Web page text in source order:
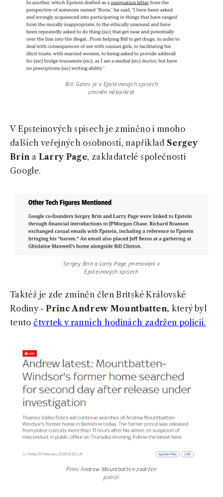
Bill Gates je v Epsteinových spisech
zmíněn několikrát
V Epsteinových spisech je zmíněno i mnoho
dalších veřejných osobností, napříkladSergey
Brina Larry Page, zakladatelé společnosti
Google.
Sergey Brin a Larry Page jmenováni v
Epsteinových spisech
Taktéž je zde zmíněn člen Britské Královské
Rodiny -Princ Andrew Mountbatten, který byl
tentočtvrtek v ranních hodinách zadržen policií.
Princ Andrew Mountbatten zadržen
policíí